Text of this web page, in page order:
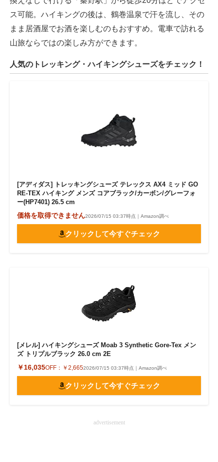
ス可能。ハイキングの後は、鶴巻温泉で汗を流し、その
まま居酒屋でお酒を楽しむのもおすすめ。電車で訪れる
山旅ならではの楽しみ方ができます。
人気のトレッキング・ハイキングシューズをチェック！
[アディダス] トレッキングシューズ テレックス AX4 ミッド GO
RE-TEX ハイキング メンズ コアブラック/カーボン/グレーフォ
ー(HP7401) 26.5 cm
価格を取得できません2026/07/15 03:37時点｜Amazon調べ
クリックして今すぐチェック
[メレル] ハイキングシューズ Moab 3 Synthetic Gore-Tex メン
ズ トリプルブラック 26.0 cm 2E
￥16,035OFF： ￥2,6652026/07/15 03:37時点｜Amazon調べ
クリックして今すぐチェック
advertisement